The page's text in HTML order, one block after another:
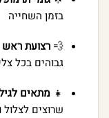
בזמן השחייה
💨 רצועת ראש
גבוהים בכל
👧 מתאים לגילאי 8
שרוצים